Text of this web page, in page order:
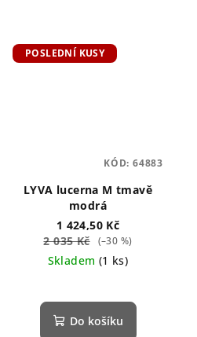
POSLEDNÍ KUSY
LYVA lucerna M tmavě
modrá
1 424,50 Kč
2 035 Kč
(–30 %)
Skladem (1 ks)
Do košíku
KÓD: 64883